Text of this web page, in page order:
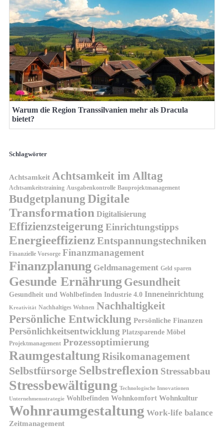
Warum die Region Transsilvanien mehr als Dracula
bietet?
Schlagwörter
Achtsamkeit Achtsamkeit im Alltag
Achtsamkeitstraining Ausgabenkontrolle Bauprojektmanagement
BudgetplanungDigitale
Transformation Digitalisierung
Effizienzsteigerung Einrichtungstipps
EnergieeffizienzEntspannungstechniken
Finanzielle Vorsorge Finanzmanagement
Finanzplanung Geldmanagement Geld sparen
Gesunde Ernährung Gesundheit
Gesundheit und Wohlbefinden Industrie 4.0 Inneneinrichtung
Kreativität Nachhaltiges Wohnen Nachhaltigkeit
Persönliche Entwicklung Persönliche Finanzen
Persönlichkeitsentwicklung Platzsparende Möbel
Projektmanagement Prozessoptimierung
Raumgestaltung Risikomanagement
Selbstfürsorge Selbstreflexion Stressabbau
Stressbewältigung Technologische Innovationen
Unternehmensstrategie Wohlbefinden Wohnkomfort Wohnkultur
Wohnraumgestaltung Work-life balance
Zeitmanagement